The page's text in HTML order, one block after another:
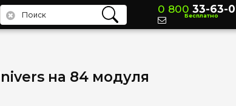
на 84 модуля
0 800 33-63-
Бесплатно